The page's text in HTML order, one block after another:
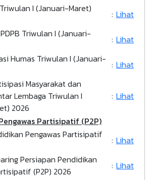
I (Januari-Maret)
: Lihat
Triwulan I (Januari-
: Lihat
Humas Triwulan I (Januari- : Lihat
Masyarakat dan
Lembaga Triwulan I
2026
: Lihat
Partisipatif (P2P)
Pengawas Partisipatif
: Lihat
Persiapan Pendidikan
(P2P) 2026
: Lihat